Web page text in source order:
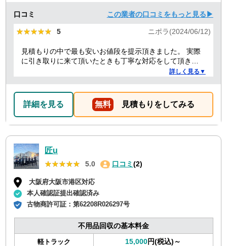
口コミ この業者の口コミをもっと見る▶
★★★★★
★★★★★ 5 ニポラ(2024/06/12)
見積もりの中で最も安いお値段を提示頂きました。 実際
に引き取りに来て頂いたときも丁寧な対応をして頂き、
詳しく見る▼
詳細を見る 無料 見積もりをしてみる
匠u
★★★★★
★★★★★ 5.0 口コミ (2)
大阪府大阪市港区対応
本人確認証提出確認済み
古物商許可証：第62208R026297号
不用品回収の基本料金
軽トラック 15,000円(税込)～